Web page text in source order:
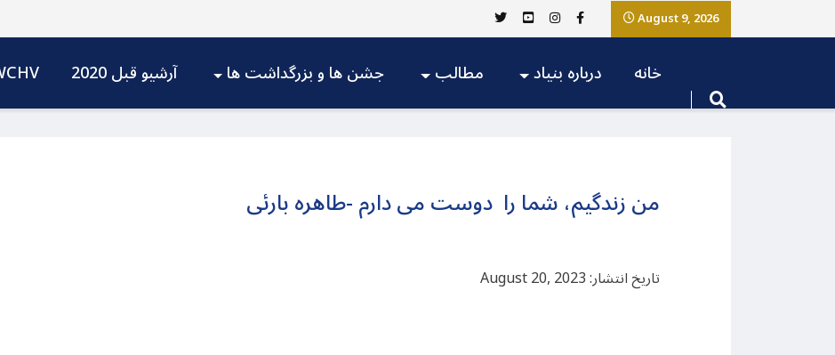
August 9, 2026
آرشیو قبل 2020 جشن ها و بزرگداشت ها مطالب درباره بنیاد خانه
من زندگیم، شما را دوست می دارم -طاهره بارئی
تاریخ انتشار: August 20, 2023